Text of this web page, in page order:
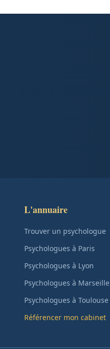
L'annuaire
Trouver un psychologue
Psychologues à Paris
Psychologues à Lyon
Psychologues à Marseille
Psychologues à Toulouse
Référencer mon cabinet